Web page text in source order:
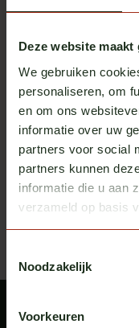
Deze website
We gebruiken
personaliseren, om
en om ons
informatie over uw
partners voor social
partners kunnen
informatie die u aan
verzameld op basis
Noodzakelijk
Voorkeuren
Turbo Truckparts
RVS steun
Op voorraad
€ 99,00Excl. btw
Recent bekeken